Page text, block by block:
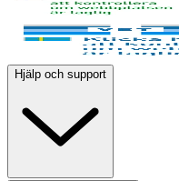
Hjälp och support